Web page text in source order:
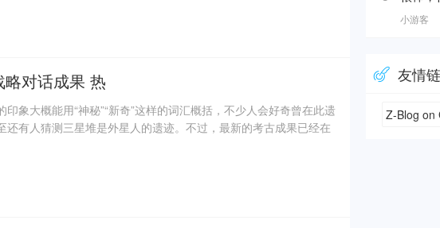
重要文物500余件。
对话成果 热
象大概能用“神秘”“新奇”这样的词汇概括，不少人会好奇曾在此遗
还有人猜测三星堆是外星人的遗迹。不过，最新的考古成果已经在
星堆出土文物只是来自1、2号“祭祀坑”。2019年11月至2020年5
小游客
友情
Z-Blog on